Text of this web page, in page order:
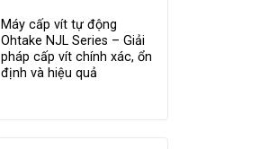
Máy cấp vít tự động
Ohtake NJL Series – Giải
pháp cấp vít chính xác, ổn
định và hiệu quả